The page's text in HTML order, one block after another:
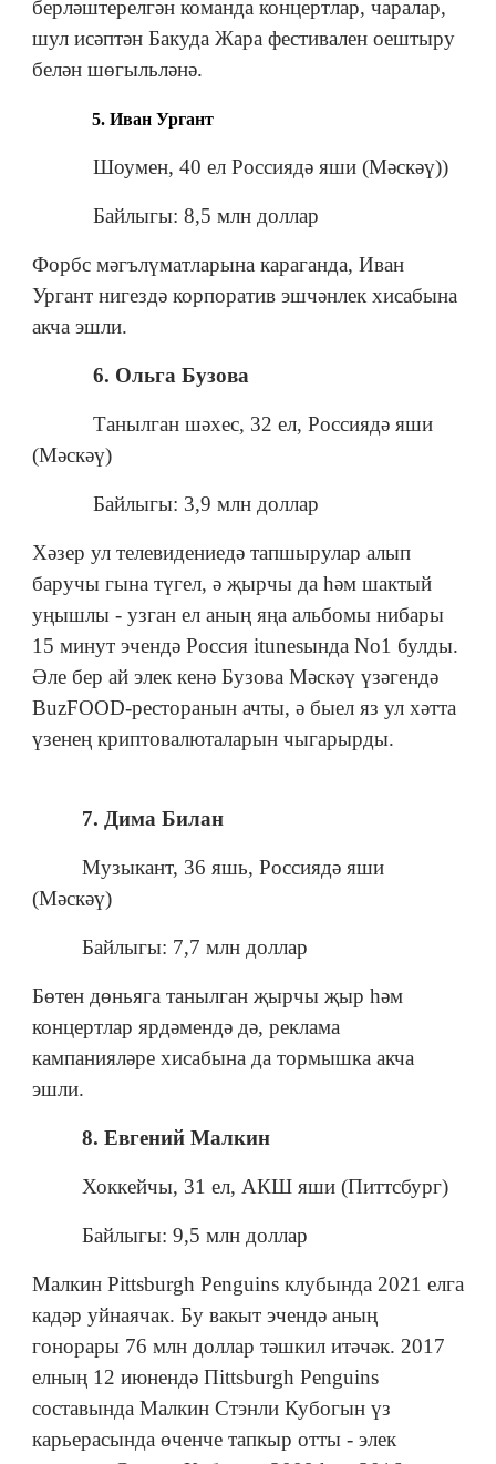
берләштерелгән команда концертлар, чаралар,
шул исәптән Бакуда Жара фестивален оештыру
белән шөгыльләнә.
5. Иван Ургант
Шоумен, 40 ел Россиядә яши (Мәскәү))
Байлыгы: 8,5 млн доллар
Форбс мәгълүматларына караганда, Иван
Ургант нигездә корпоратив эшчәнлек хисабына
акча эшли.
6. Ольга Бузова
Танылган шәхес, 32 ел, Россиядә яши
(Мәскәү)
Байлыгы: 3,9 млн доллар
Хәзер ул телевидениедә тапшырулар алып
баручы гына түгел, ә җырчы да һәм шактый
уңышлы - узган ел аның яңа альбомы нибары
15 минут эчендә Россия itunesында No1 булды.
Әле бер ай элек кенә Бузова Мәскәү үзәгендә
BuzFOOD-ресторанын ачты, ә быел яз ул хәтта
үзенең криптовалюталарын чыгарырды.
7. Дима Билан
Музыкант, 36 яшь, Россиядә яши
(Мәскәү)
Байлыгы: 7,7 млн доллар
Бөтен дөньяга танылган җырчы җыр һәм
концертлар ярдәмендә дә, реклама
кампанияләре хисабына да тормышка акча
эшли.
8. Евгений Малкин
Хоккейчы, 31 ел, АКШ яши (Питтсбург)
Байлыгы: 9,5 млн доллар
Малкин Pittsburgh Penguins клубында 2021 елга
кадәр уйнаячак. Бу вакыт эчендә аның
гонорары 76 млн доллар тәшкил итәчәк. 2017
елның 12 июнендә Пittsburgh Penguins
составында Малкин Стэнли Кубогын үз
карьерасында өченче тапкыр отты - элек